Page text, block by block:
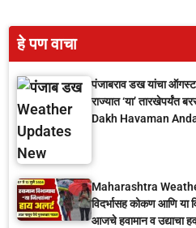
हे पण वाचा
पंजाबराव डख यांचा ऑगस्ट
राज्यात ‘या’
Dakh Havaman
Maharashtra
विदर्भासह कोकण आणि या
आजचे हवामान व उद्याचा